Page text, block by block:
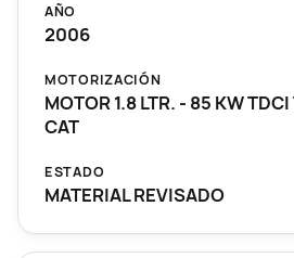
AÑO
2006
MOTORIZACIÓN
MOTOR 1.8 LTR. - 85 KW
CAT
ESTADO
MATERIAL REVISADO